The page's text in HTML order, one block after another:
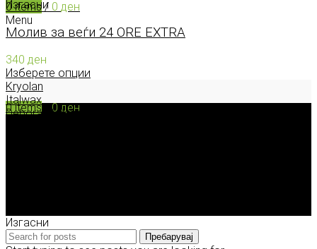
0items / 0 ден
Menu
0items / 0ден
Изгасни
Молив за веѓи 24 ORE EXTRA
340 ден
Изберете опции
Kryolan
Italwax
Deborah Milano
Изгасни
Пребарувај